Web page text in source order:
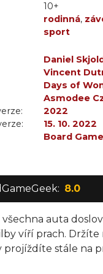
10+
rodinná,
sport
Daniel
Vincent
Days of
Asmodee
2022
15. 10. 2022
Board
8.0
auta
víří prach.
stále na